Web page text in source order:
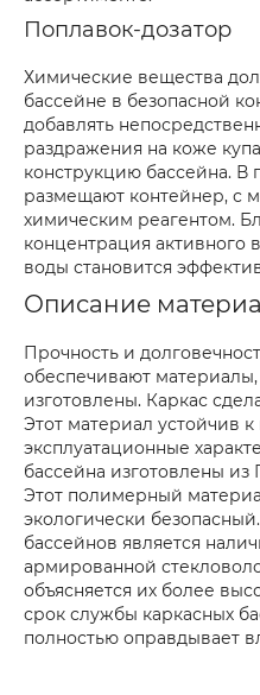
Поплавок-дозатор
Химические вещества
бассейне в безопасной
добавлять
раздражения на коже
конструкцию бассейна. В
размещают контейнер, с
химическим реагентом.
концентрация активного
воды становится
Описание
Прочность и
обеспечивают
изготовлены. Каркас
Этот материал устойчив
эксплуатационные
бассейна изготовлены
Этот полимерный
экологически
бассейнов является
армированной
объясняется их более
срок службы каркасных
полностью оправдывает